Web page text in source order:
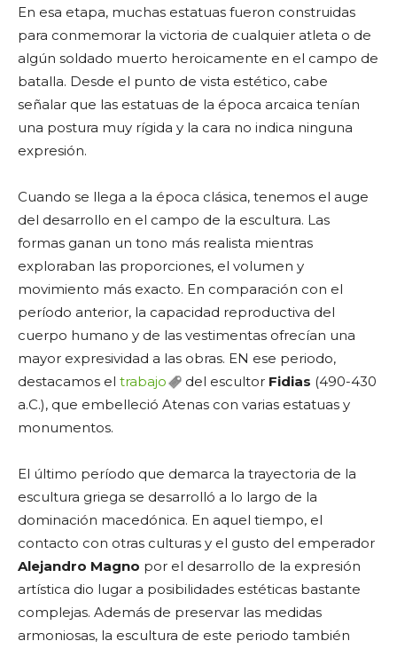
En esa etapa, muchas estatuas fueron construidas
para conmemorar la victoria de cualquier atleta o de
algún soldado muerto heroicamente en el campo de
batalla. Desde el punto de vista estético, cabe
señalar que las estatuas de la época arcaica tenían
una postura muy rígida y la cara no indica ninguna
expresión.
Cuando se llega a la época clásica, tenemos el auge
del desarrollo en el campo de la escultura. Las
formas ganan un tono más realista mientras
exploraban las proporciones, el volumen y
movimiento más exacto. En comparación con el
período anterior, la capacidad reproductiva del
cuerpo humano y de las vestimentas ofrecían una
mayor expresividad a las obras. EN ese periodo,
destacamos el trabajo del escultor Fidias (490-430
a.C.), que embelleció Atenas con varias estatuas y
monumentos.
El último período que demarca la trayectoria de la
escultura griega se desarrolló a lo largo de la
dominación macedónica. En aquel tiempo, el
contacto con otras culturas y el gusto del emperador
Alejandro Magno por el desarrollo de la expresión
artística dio lugar a posibilidades estéticas bastante
complejas. Además de preservar las medidas
armoniosas, la escultura de este periodo también